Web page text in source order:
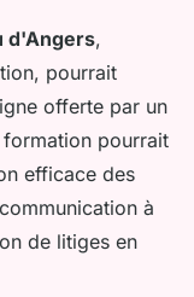
d'Angers,
pourrait
offerte par un
pourrait
efficace des
à
de litiges en